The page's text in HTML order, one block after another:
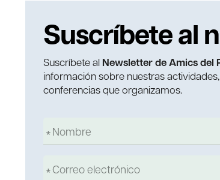
Suscríbete al
Suscríbete al Newsletter de Amics del
información sobre nuestras
conferencias que organizamos.